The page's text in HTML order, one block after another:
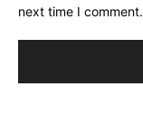
next time I comment.